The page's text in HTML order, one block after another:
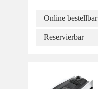
Online bestellbar
Reservierbar